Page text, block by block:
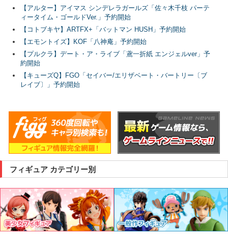
【アルター】アイマス シンデレラガールズ「佐々木千枝 パーテ
ィータイム・ゴールドVer.」予約開始
【コトブキヤ】ARTFX+「バットマン HUSH」予約開始
【エモントイズ】KOF「八神庵」予約開始
【プルクラ】デート・ア・ライブ「鳶一折紙 エンジェルver」予
約開始
【キューズQ】FGO「セイバー/エリザベート・バートリー〔ブ
レイブ〕」予約開始
フィギュア カテゴリー別